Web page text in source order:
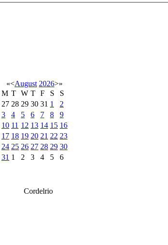
«<August 2026>»
M T W T F S
S
27 28 29 30 31 1
2
3
4 5 6 7 8
9
10 11 12 13 14 15 16
17 18 19 20 21 22 23
24 25 26 27 28 29 30
31 1 2 3 4 5 6